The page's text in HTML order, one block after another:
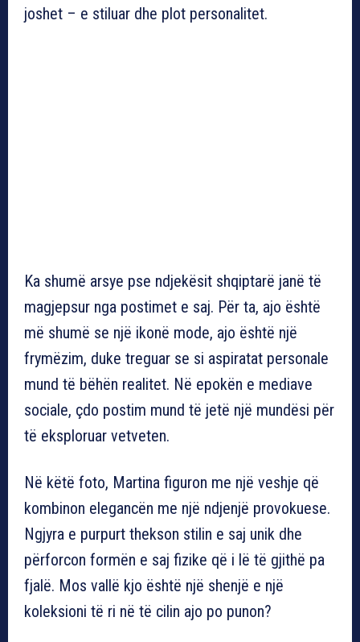
joshet – e stiluar dhe plot personalitet.
Ka shumë arsye pse ndjekësit shqiptarë janë të
magjepsur nga postimet e saj. Për ta, ajo është
më shumë se një ikonë mode, ajo është një
frymëzim, duke treguar se si aspiratat personale
mund të bëhën realitet. Në epokën e mediave
sociale, çdo postim mund të jetë një mundësi për
të eksploruar vetveten.
Në këtë foto, Martina figuron me një veshje që
kombinon elegancën me një ndjenjë provokuese.
Ngjyra e purpurt thekson stilin e saj unik dhe
përforcon formën e saj fizike që i lë të gjithë pa
fjalë. Mos vallë kjo është një shenjë e një
koleksioni të ri në të cilin ajo po punon?